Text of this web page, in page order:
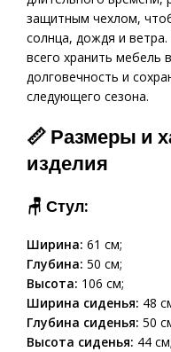
защитным чехлом,
солнца, дождя и
всего хранить мебель
долговечность и
следующего сезона.
📏 Размеры и
изделия
🪑 Стул:
Ширина: 61 см;
Глубина: 50 см;
Высота: 106 см;
Ширина сиденья: 48
Глубина сиденья: 50
Высота сиденья: 44 см;